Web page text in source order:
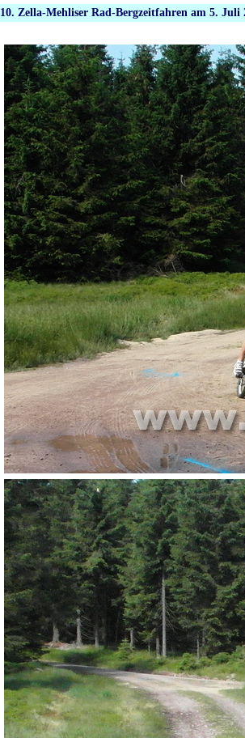
10. Zella-Mehliser Rad-Bergzeitfahren am 5. Juli